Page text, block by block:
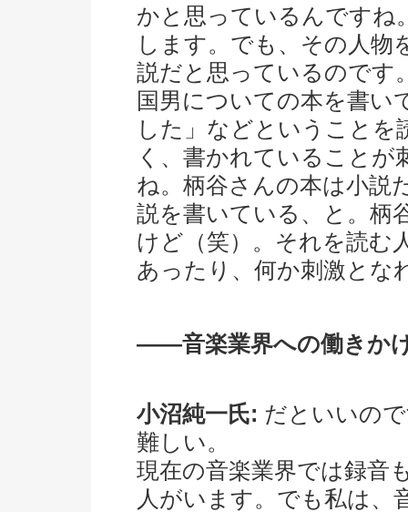
かと思っているんですね
します。でも、その人物
説だと思っているのです
国男についての本を書い
した」などということ
く、書かれていることが
ね。柄谷さんの本は小説
説を書いている、と。柄
けど（笑）。それを読む
あったり、何か刺激とな
――音楽業界への働きか
小沼純一氏: だといいの
難しい。
現在の音楽業界では録音
人がいます。でも私は、